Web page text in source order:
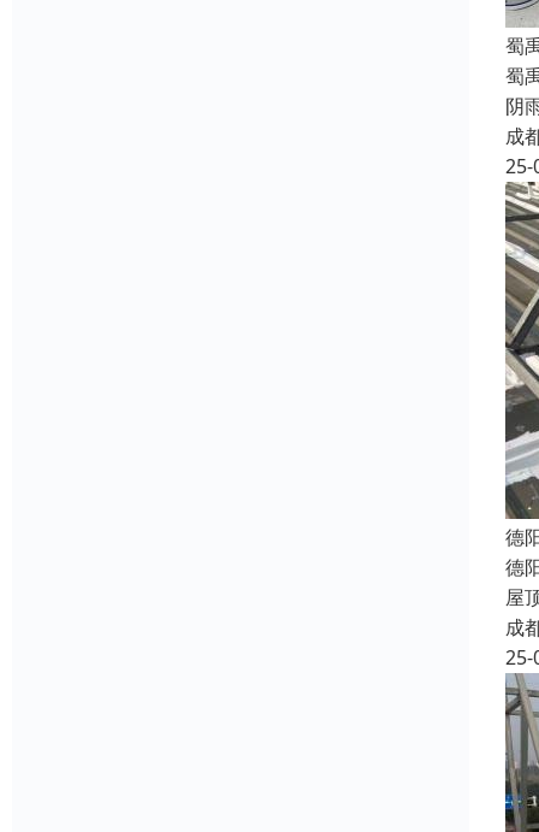
蜀
蜀
阴
成
25-
德
德
屋
成
25-